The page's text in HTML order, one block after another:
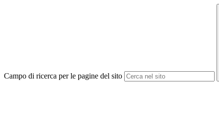
Campo di ricerca per le pagine del sito